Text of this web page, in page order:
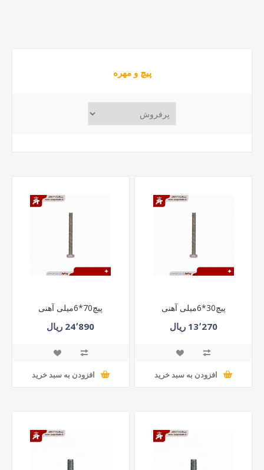
پیچ و مهره
پیچ30*6میلی آهنی
13٬270 ریال
افزودن به سبد خرید
پیچ70*6میلی آهنی
24٬890 ریال
افزودن به سبد خرید